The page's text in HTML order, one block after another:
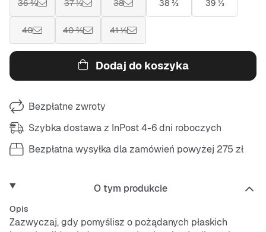
36 ⅔ 37 ⅓ 38 38 ⅔ 39 ⅓
40 40 ⅔ 41 ⅓
Dodaj do koszyka
Bezpłatne zwroty
Szybka dostawa z InPost 4-6 dni roboczych
Bezpłatna wysyłka dla zamówień powyżej 275 zł
O tym produkcie
Opis
Zazwyczaj, gdy pomyślisz o pożądanych płaskich